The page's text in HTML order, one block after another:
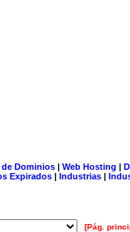
Dominios| Web Hosting |
Expirados | Industrias |
[Pág.